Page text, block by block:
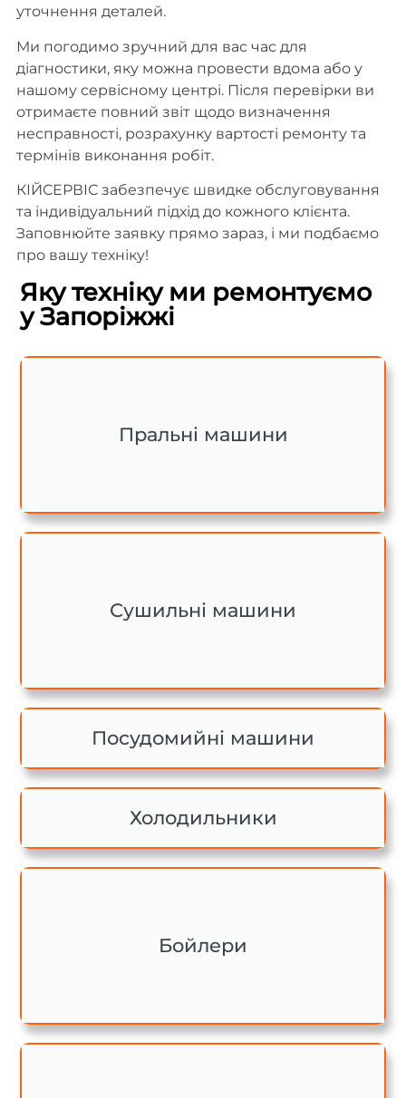
уточнення деталей.
Ми погодимо зручний для вас час для
діагностики, яку можна провести вдома або у
нашому сервісному центрі. Після перевірки ви
отримаєте повний звіт щодо визначення
несправності, розрахунку вартості ремонту та
термінів виконання робіт.
КІЙСЕРВІС забезпечує швидке обслуговування
та індивідуальний підхід до кожного клієнта.
Заповнюйте заявку прямо зараз, і ми подбаємо
про вашу техніку!
Яку техніку ми ремонтуємо
у Запоріжжі
Пральні машини
Сушильні машини
Посудомийні машини
Холодильники
Бойлери